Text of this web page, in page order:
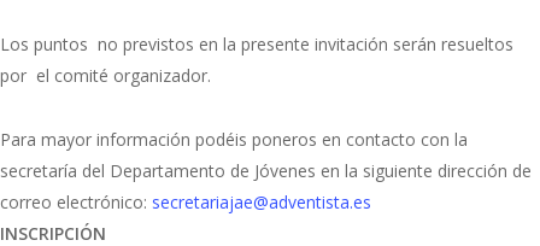
Los puntos no previstos en la presente invitación serán resueltos
por el comité organizador.
Para mayor información podéis poneros en contacto con la
secretaría del Departamento de Jóvenes en la siguiente dirección de
correo electrónico: secretariajae@adventista.es
INSCRIPCIÓN